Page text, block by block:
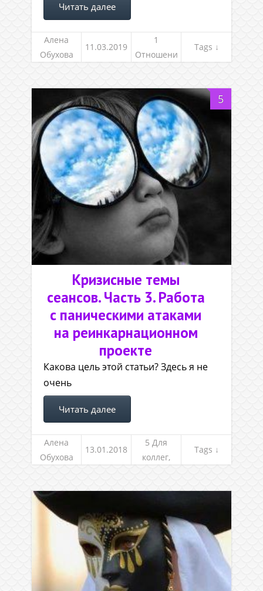
Читать далее
Алена
Обухова
11.03.2019
1
Отношени
Tags ↓
5
Кризисные темы
сеансов. Часть 3. Работа
с паническими атаками
на реинкарнационном
проекте
Какова цель этой статьи? Здесь я не
очень
Читать далее
Алена
Обухова
13.01.2018
5 Для
коллег,
только
Tags ↓